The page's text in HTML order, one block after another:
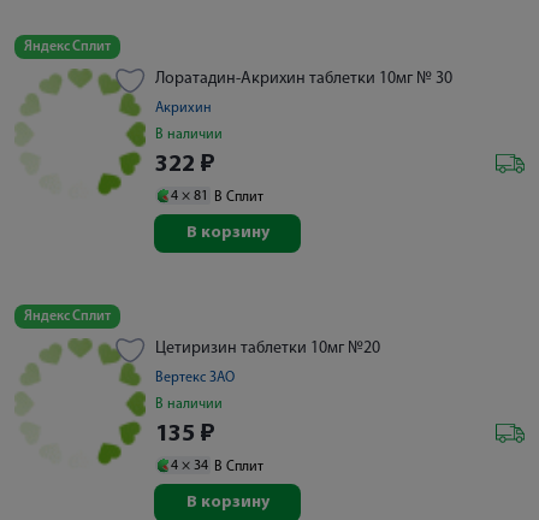
Яндекс Сплит
Лоратадин-Акрихин таблетки 10мг № 30
Акрихин
В наличии
322 ₽
4 × 81 В Сплит
В корзину
Яндекс Сплит
Цетиризин таблетки 10мг №20
Вертекс ЗАО
В наличии
135 ₽
4 × 34 В Сплит
В корзину